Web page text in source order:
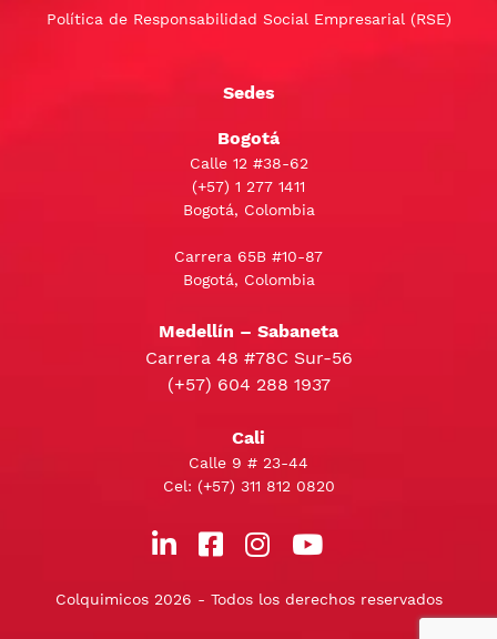
Política de Responsabilidad Social Empresarial (RSE)
Sedes
Bogotá
Calle 12 #38-62
(+57) 1 277 1411
Bogotá, Colombia
Carrera 65B #10-87
Bogotá, Colombia
Medellín – Sabaneta
Carrera 48 #78C Sur-56
(+57) 604 288 1937
Cali
Calle 9 # 23-44
Cel: (+57) 311 812 0820
Colquimicos 2026 - Todos los derechos reservados